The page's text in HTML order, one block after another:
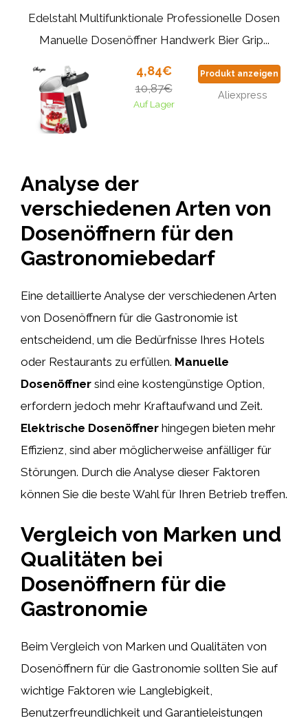
Edelstahl Multifunktionale Professionelle Dosen
Manuelle Dosenöffner Handwerk Bier Grip...
4,84€
10,87€
Auf Lager
Produkt anzeigen
Aliexpress
Analyse der
verschiedenen Arten von
Dosenöffnern für den
Gastronomiebedarf
Eine detaillierte Analyse der verschiedenen Arten
von Dosenöffnern für die Gastronomie ist
entscheidend, um die Bedürfnisse Ihres Hotels
oder Restaurants zu erfüllen. Manuelle
Dosenöffner sind eine kostengünstige Option,
erfordern jedoch mehr Kraftaufwand und Zeit.
Elektrische Dosenöffner hingegen bieten mehr
Effizienz, sind aber möglicherweise anfälliger für
Störungen. Durch die Analyse dieser Faktoren
können Sie die beste Wahl für Ihren Betrieb treffen.
Vergleich von Marken und
Qualitäten bei
Dosenöffnern für die
Gastronomie
Beim Vergleich von Marken und Qualitäten von
Dosenöffnern für die Gastronomie sollten Sie auf
wichtige Faktoren wie Langlebigkeit,
Benutzerfreundlichkeit und Garantieleistungen